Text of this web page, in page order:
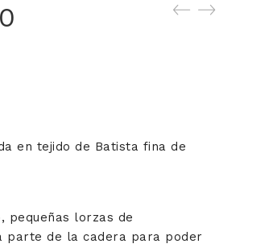
en tejido de Batista fina de
, pequeñas lorzas de
parte de la cadera para poder